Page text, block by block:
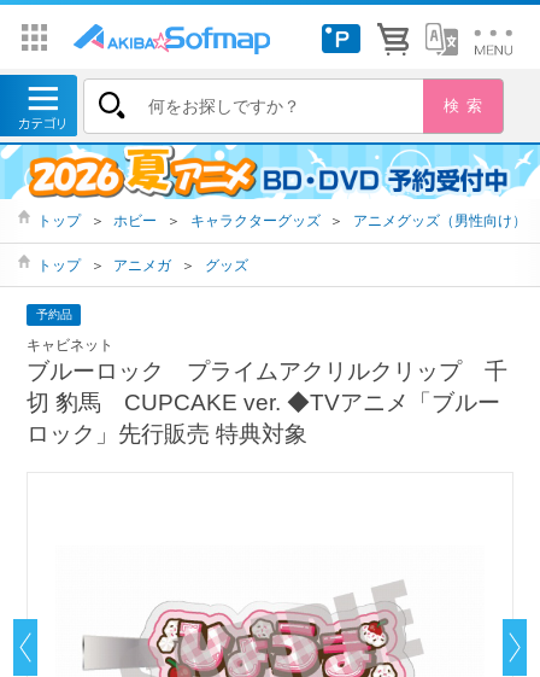
トップ ＞ ホビー ＞ キャラクターグッズ ＞ アニメグッズ（男性向け）
トップ ＞ アニメガ ＞ グッズ
予約品
キャビネット
ブルーロック プライムアクリルクリップ 千
切 豹馬 CUPCAKE ver. ◆TVアニメ「ブルー
ロック」先行販売 特典対象